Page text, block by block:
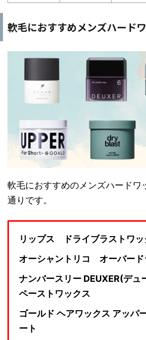
軟毛におすすめメンズハード
軟毛におすすめのメンズハードワ
通りです。
リップス ドライブラストワッ
オーシャントリコ オーバード
ナンバースリー DEUXER(デュ
ペーストワックス
ゴールド ヘアワックス アッパ
ート